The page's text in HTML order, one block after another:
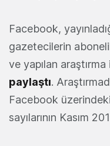
Facebook,
gazetecilerin
ve yapılan
paylaştı.
Facebook
sayılarının Kasım